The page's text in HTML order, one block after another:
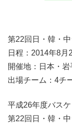
第22回日・韓・
日程：2014年8月
開催地：日本・
出場チーム：4チ
平成26年度バス
第22回日・韓・